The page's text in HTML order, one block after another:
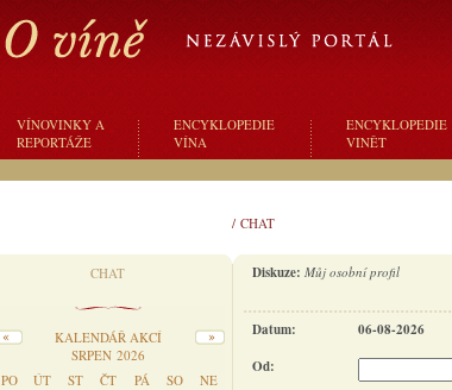
VÍNOVINKY A
REPORTÁŽE
ENCYKLOPEDIE
VÍNA
ENCYKLOPEDIE
VINĚT
/ CHAT
CHAT
KALENDÁŘ AKCÍ
SRPEN 2026
PO
ÚT ST ČT PÁ SO NE
Diskuze: Můj osobní profil
Datum:
06-08-2026
Od: